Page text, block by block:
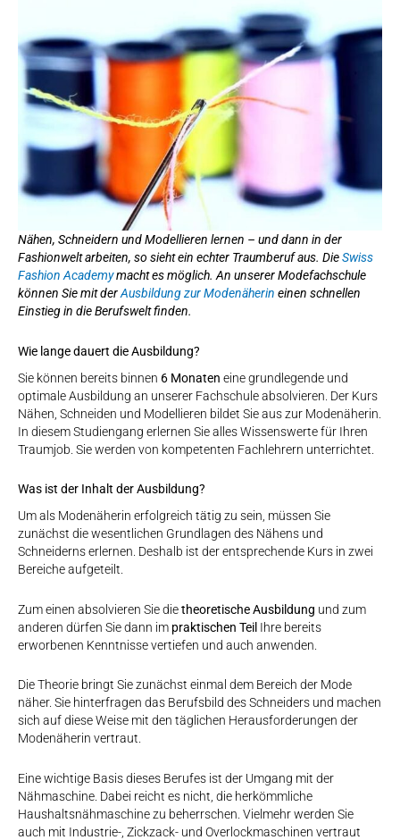
Nähen, Schneidern und Modellieren lernen – und dann in der
Fashionwelt arbeiten, so sieht ein echter Traumberuf aus. DieSwiss
Fashion Academymacht es möglich. An unserer Modefachschule
können Sie mit derAusbildung zur Modenäherin einen schnellen
Einstieg in die Berufswelt finden.
Wie lange dauert die Ausbildung?
Sie können bereits binnen 6 Monaten eine grundlegende und
optimale Ausbildung an unserer Fachschule absolvieren. Der Kurs
Nähen, Schneiden und Modellieren bildet Sie aus zur Modenäherin.
In diesem Studiengang erlernen Sie alles Wissenswerte für Ihren
Traumjob. Sie werden von kompetenten Fachlehrern unterrichtet.
Was ist der Inhalt der Ausbildung?
Um als Modenäherin erfolgreich tätig zu sein, müssen Sie
zunächst die wesentlichen Grundlagen des Nähens und
Schneiderns erlernen. Deshalb ist der entsprechende Kurs in zwei
Bereiche aufgeteilt.
Zum einen absolvieren Sie dietheoretische Ausbildung und zum
anderen dürfen Sie dann im praktischen Teil Ihre bereits
erworbenen Kenntnisse vertiefen und auch anwenden.
Die Theorie bringt Sie zunächst einmal dem Bereich der Mode
näher. Sie hinterfragen das Berufsbild des Schneiders und machen
sich auf diese Weise mit den täglichen Herausforderungen der
Modenäherin vertraut.
Eine wichtige Basis dieses Berufes ist der Umgang mit der
Nähmaschine. Dabei reicht es nicht, die herkömmliche
Haushaltsnähmaschine zu beherrschen. Vielmehr werden Sie
auch mit Industrie-, Zickzack- und Overlockmaschinen vertraut